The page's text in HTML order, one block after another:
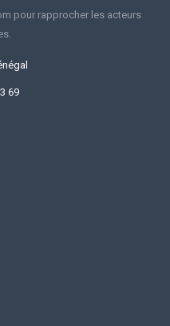
pour rapprocher les acteurs
69